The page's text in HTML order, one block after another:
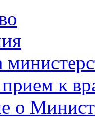
к
о